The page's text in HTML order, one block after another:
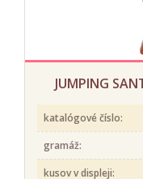
JUMPING
katalógové číslo:
gramáž:
kusov v displeji: